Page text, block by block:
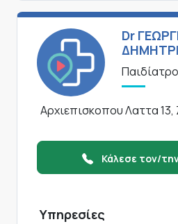
Dr
Αρχιεπισκοπου Λαττα
Κάλεσε τον/
Υπηρεσίες